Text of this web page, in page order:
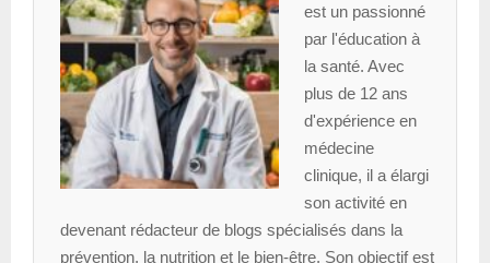
est un passionné
par l'éducation à
la santé. Avec
plus de 12 ans
d'expérience en
médecine
clinique, il a élargi
son activité en
devenant rédacteur de blogs spécialisés dans la
prévention, la nutrition et le bien-être. Son objectif est